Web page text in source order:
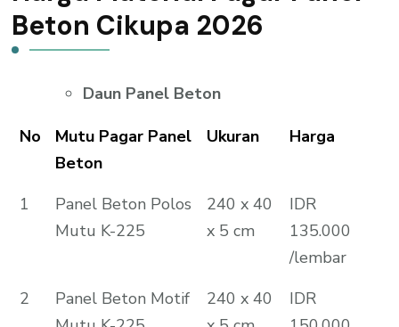
Beton Cikupa 2026
Daun Panel Beton
No
Mutu Pagar Panel
Beton
Ukuran Harga
1
Panel Beton Polos
Mutu K-225
240 x 40
x 5 cm
IDR
135.000
/lembar
2
Panel Beton Motif
240 x 40
IDR